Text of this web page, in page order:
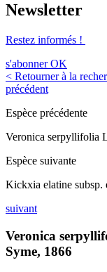
Newsletter
Restez informés !
s'abonner OK
< Retourner à la
précédent
Espèce précédente
Veronica serpyllifolia
Espèce suivante
Kickxia elatine
suivant
Veronica
Syme, 1866